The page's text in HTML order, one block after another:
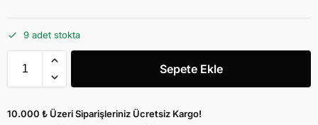
9 adet stokta
Sepete Ekle
10.000 ₺ Üzeri Siparişleriniz Ücretsiz Kargo!